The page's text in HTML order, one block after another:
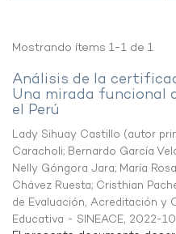
Mostrando ítems 1-1 de 1
Análisis de la
Una mirada funcional
el Perú
Lady Sihuay Castillo (autor
Caracholi; Bernardo García
Nelly Góngora Jara; María
Chávez Ruesta; Cristhian
de Evaluación, Acreditación y
Educativa - SINEACE, 2022-